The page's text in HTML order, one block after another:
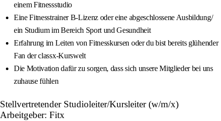
einem Fitnessstudio
Eine Fitnesstrainer B-Lizenz oder eine abgeschlossene Ausbildung/
ein Studium im Bereich Sport und Gesundheit
Erfahrung im Leiten von Fitnesskursen oder du bist bereits glühender
Fan der classx-Kurswelt
Die Motivation dafür zu sorgen, dass sich unsere Mitglieder bei uns
zuhause fühlen
Stellvertretender Studioleiter/Kursleiter (w/m/x)
Arbeitgeber: Fitx